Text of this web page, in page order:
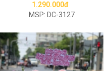
1.290.000đ
MSP: DC-3127